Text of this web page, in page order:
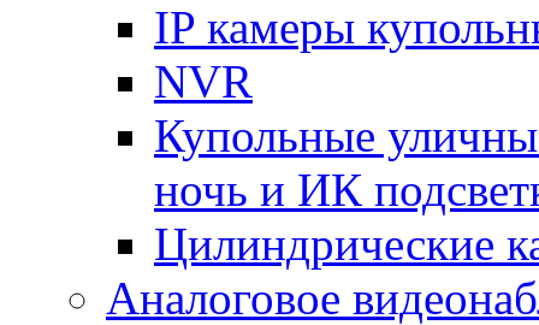
IP камеры
NVR
Купольные
ночь и ИК
Цилиндрические
Аналоговое